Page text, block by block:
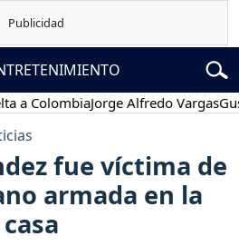
Jorge Alfredo Vargas
fue víctima de
armada en la